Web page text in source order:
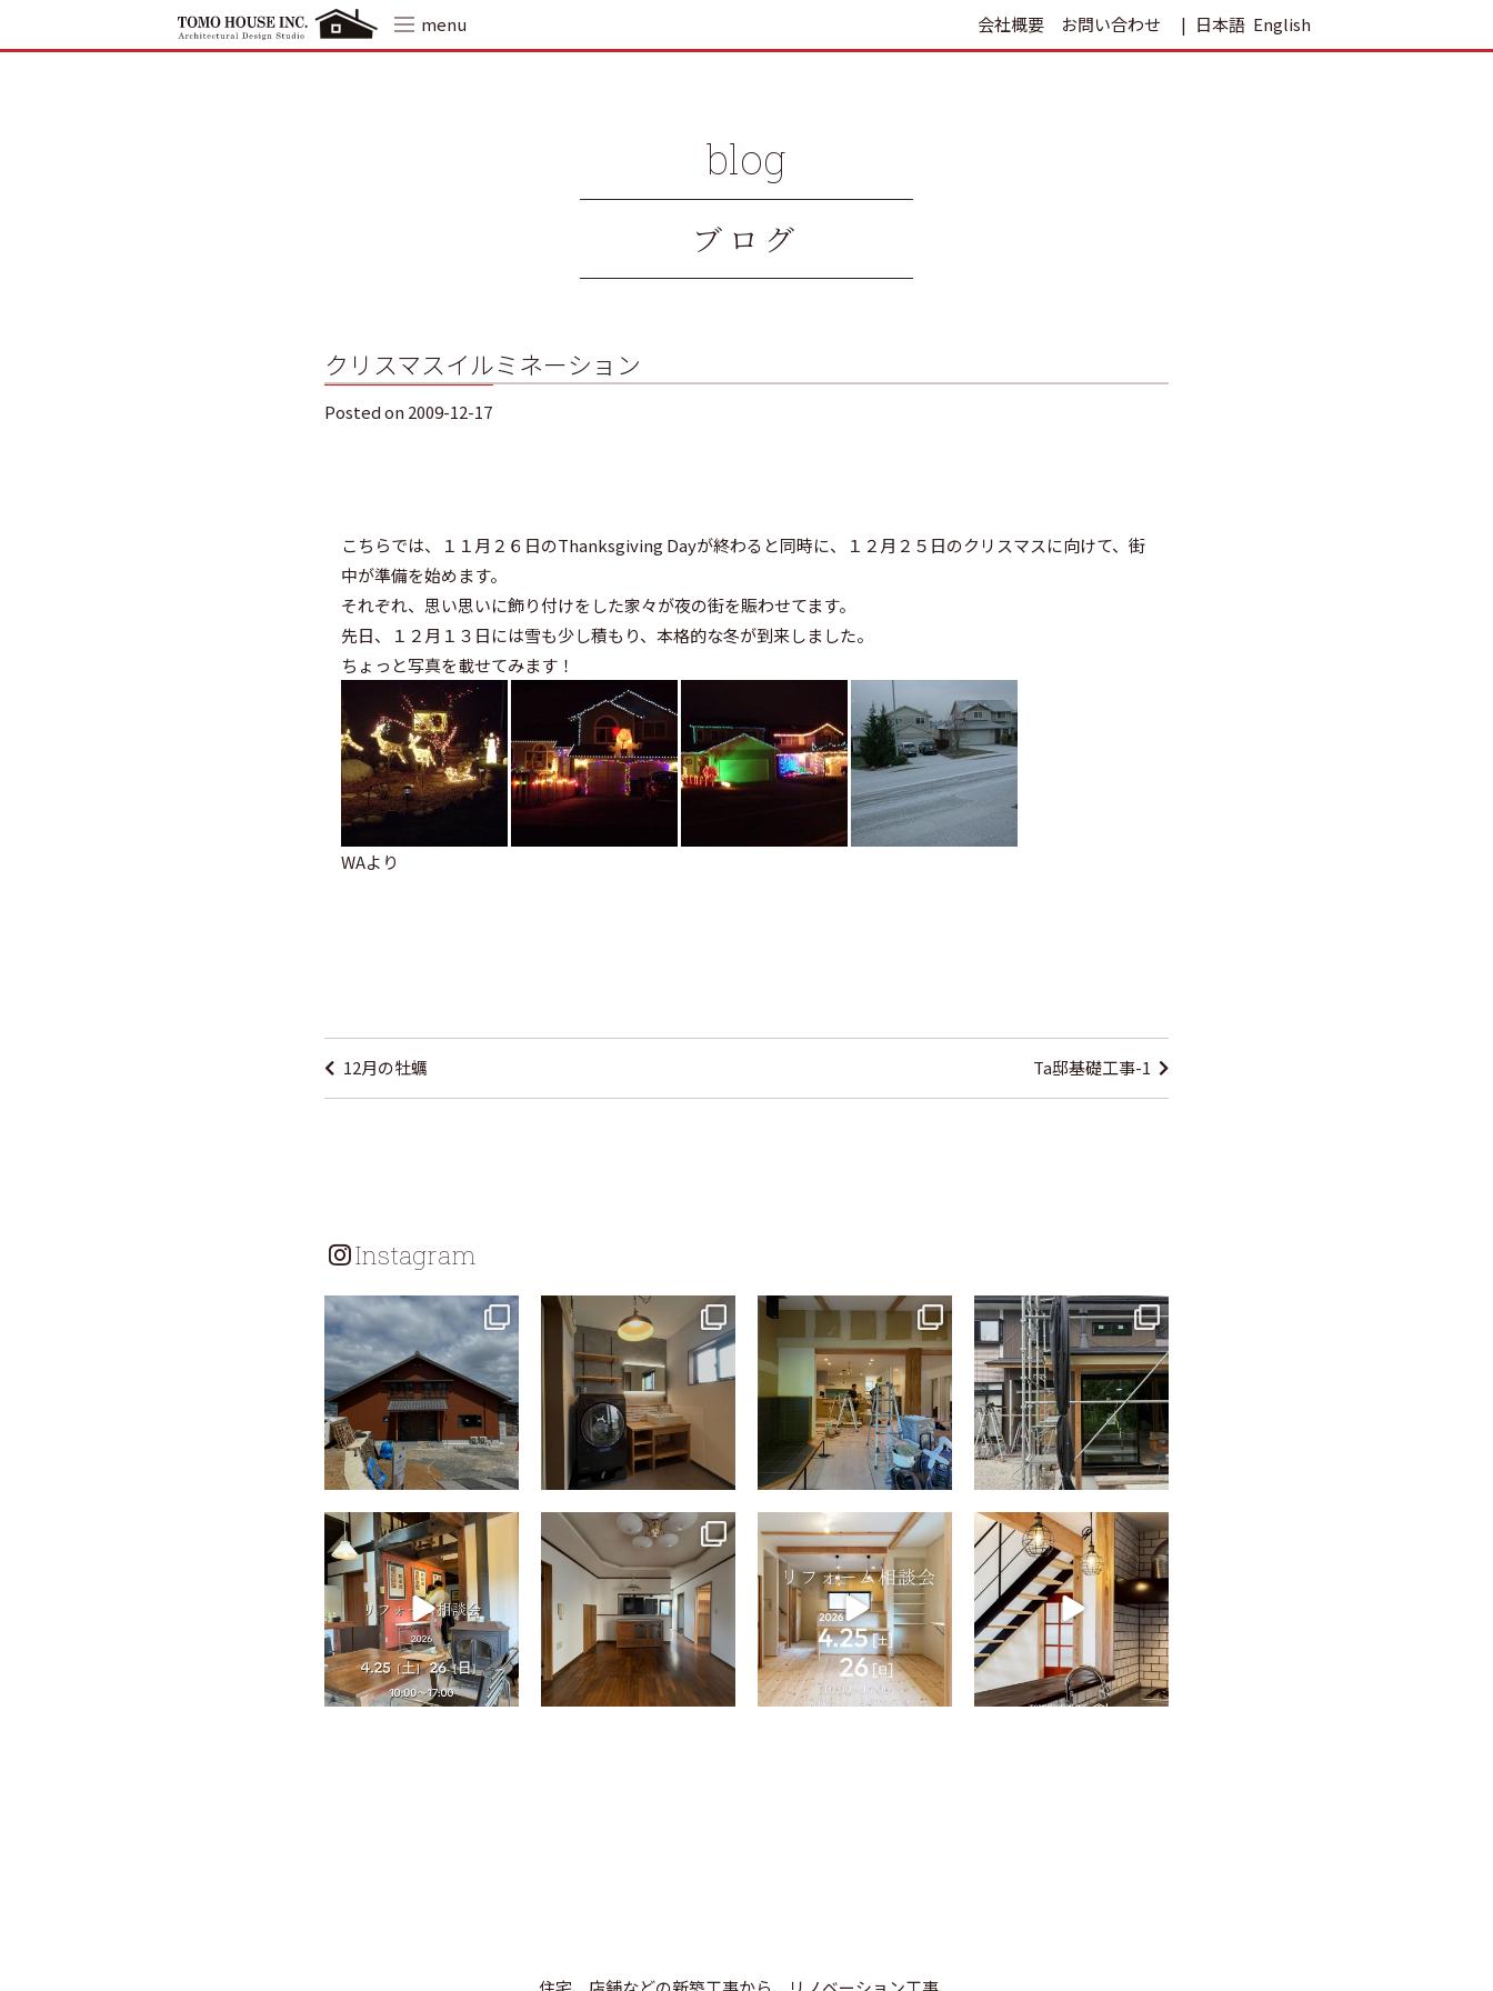
content
menu 会社概要 お問い合わせ 日本語 English
blog
ブログ
クリスマスイルミネーション
Posted on 2009-12-17
こちらでは、１１月２６日のThanksgiving Dayが終わると同時に、１２月２５日のクリスマスに向けて、街
中が準備を始めます。
それぞれ、思い思いに飾り付けをした家々が夜の街を賑わせてます。
先日、１２月１３日には雪も少し積もり、本格的な冬が到来しました。
ちょっと写真を載せてみます！
WAより
12月の牡蠣 Ta邸基礎工事-1
Instagram
tomohouseinc
tomohouseinc
7月 13
tomohouseinc
tomohouseinc
6月 3
tomohouseinc
4月 25
tomohouseinc
4月 9
tomohouseinc
4月 2
tomohouseinc
2月 28